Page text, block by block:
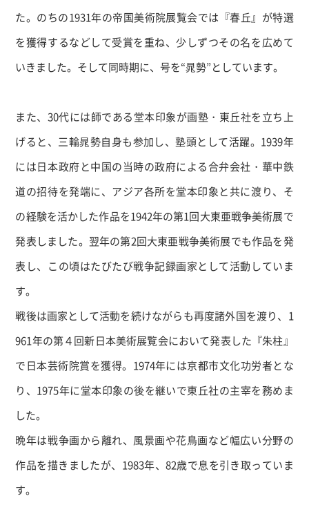
た。のちの1931年の帝国美術院展覧会では『春丘』が特選
を獲得するなどして受賞を重ね、少しずつその名を広めて
いきました。そして同時期に、号を“晁勢”としています。
また、 30代には師である堂本印象が画塾・東丘社を立ち上
げると、三輪晁勢自身も参加し、塾頭として活躍。 1939年
には日本政府と中国の当時の政府による合弁会社・華中鉄
道の招待を発端に、アジア各所を堂本印象と共に渡り、そ
の経験を活かした作品を1942年の第1回大東亜戦争美術展で
発表しました。翌年の第2回大東亜戦争美術展でも作品を発
表し、この頃はたびたび戦争記録画家として活動していま
す。
戦後は画家として活動を続けながらも再度諸外国を渡り、 1
961年の第４回新日本美術展覧会において発表した『朱柱』
で日本芸術院賞を獲得。 1974年には京都市文化功労者とな
り、 1975年に堂本印象の後を継いで東丘社の主宰を務めま
した。
晩年は戦争画から離れ、風景画や花鳥画など幅広い分野の
作品を描きましたが、 1983年、 82歳で息を引き取っていま
す。